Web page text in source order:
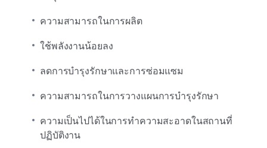
ความสามารถในการผลิต
ใช้พลังงานน้อยลง
ลดการบํารุงรักษาและการซ่อมแซม
ความสามารถในการวางแผนการบํารุงรักษา
ความเป็นไปได้ในการทําความสะอาดในสถานที่
ปฏิบัติงาน